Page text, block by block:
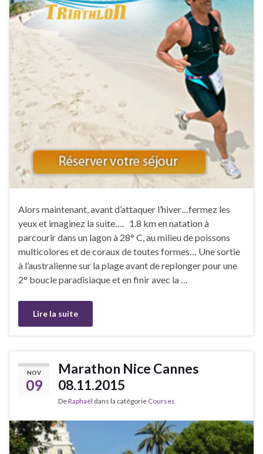
Alors maintenant, avant d’attaquer l’hiver…fermez les
yeux et imaginez la suite…. 1.8 km en natation à
parcourir dans un lagon à 28° C, au milieu de poissons
multicolores et de coraux de toutes formes… Une sortie
à l’australienne sur la plage avant de replonger pour une
2° boucle paradisiaque et en finir avec la …
Lire la suite
NOV
09
Marathon Nice Cannes
08.11.2015
DeRaphaël dans la catégorie Courses